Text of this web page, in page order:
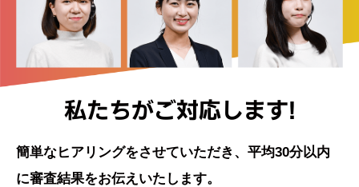
私たちがご対応します!
簡単なヒアリングをさせていただき、 平均30分以内
に審査結果をお伝えいたします。